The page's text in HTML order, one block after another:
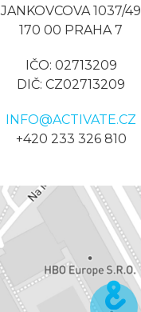
JANKOVCOVA 1037/49
170 00 PRAHA 7
IČO: 02713209
DIČ: CZ02713209
INFO@ACTIVATE.CZ
+420 233 326 810